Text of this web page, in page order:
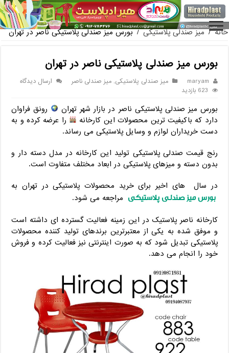
فروش گلدان پلاستیکی گلخانه به صورت آنلاین
خانه / میز صندلی پلاستیکی / بورس میز صندلی پلاستیکی ناصر در تهران
بورس میز صندلی پلاستیکی ناصر در تهران
maryam میز صندلی پلاستیکی,میز صندلی ناصر
ارسال دیدگاه
623 بازدید
بورس میز صندلی پلاستیکی ناصر در بازار شهر تهران
رونق فراوان
دارد که باکیفیت ترین محصولات این کارخانه
را عرضه کرده و به
دست خریداران لوازم و وسایل پلاستیکی می رساند.
رنج قیمت صندلی پلاستیکی تولید این کارخانه در مدل دسته دار و
بدون دسته و میزهای پلاستیکی در ابعاد مختلف متفاوت است.
در سال های اخیر برای خرید محصولات پلاستیکی در تهران به
بورس میز صندلی پلاستیکی مراجعه می شود.
کارخانه ناصر پلاستیک در این زمینه فعالیت گسترده ای داشته است
و موفق شده به یکی از معتبرترین برندهای تولید کننده محصولات
پلاستیکی تبدیل شود که به صورت اینترنتی نیز فعالیت کرده و فروش
خود را انجام می دهد.